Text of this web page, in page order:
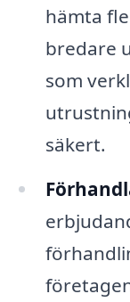
hämta
bredare
som
säkert.